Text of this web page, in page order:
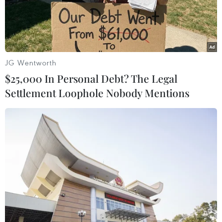
ChatGPT cung cấp tính năng chat
không giới hạn cho người dùng miễn
phí
06/08/2026 23:32
Phát hiện lỗ hổng bảo mật nghiêm
trọng trên loạt trình duyệt tích hợp
06/08/2026 15:57
Thành lập Hội đồng cấp Nhà nước
xét tặng các giải thưởng khoa học và
công nghệ
JG Wentworth
$25,000 In Personal Debt? The Legal
Settlement Loophole Nobody Mentions